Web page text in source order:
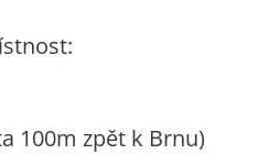
100m zpět k Brnu)